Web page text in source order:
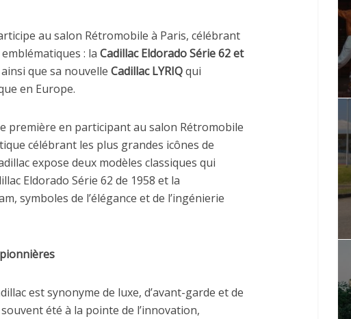
au salon Rétromobile à Paris, célébrant
: la Cadillac Eldorado Série 62 et
que sa nouvelle Cadillac LYRIQqui
en Europe.
première en participant au salon Rétromobile
célébrant les plus grandes icônes de
expose deux modèles classiques qui
Eldorado Série 62 de 1958 et la
symboles de l’élégance et de l’ingénierie
est synonyme de luxe, d’avant-garde et de
été à la pointe de l’innovation,